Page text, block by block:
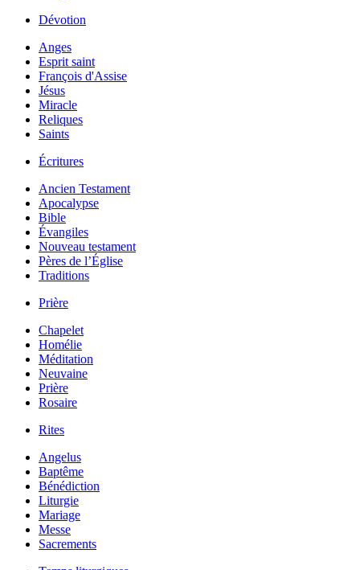
Dévotion
Anges
Esprit saint
François d'Assise
Jésus
Miracle
Reliques
Saints
Écritures
Ancien Testament
Apocalypse
Bible
Évangiles
Nouveau testament
Pères de l’Église
Traditions
Prière
Chapelet
Homélie
Méditation
Neuvaine
Prière
Rosaire
Rites
Angelus
Baptême
Bénédiction
Liturgie
Mariage
Messe
Sacrements